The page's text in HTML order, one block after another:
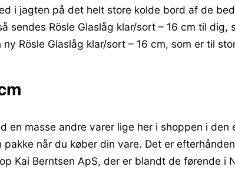
i jagten på det helt store kolde bord af de
sendes Rösle Glaslåg klar/sort – 16 cm til
Rösle Glaslåg klar/sort – 16 cm, som er til
en masse andre varer lige her i shoppen i
når du køber din vare. Det er
Kai Berntsen ApS, der er blandt de førende i